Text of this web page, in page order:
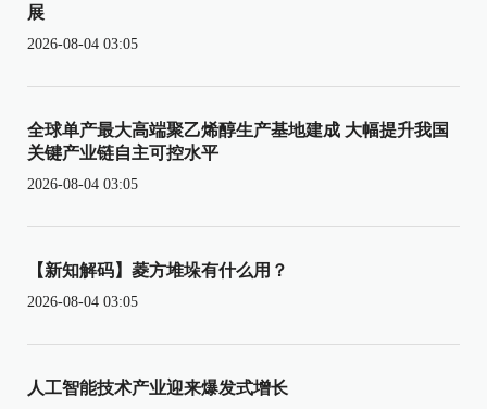
展
2026-08-04 03:05
全球单产最大高端聚乙烯醇生产基地建成 大幅提升我国
关键产业链自主可控水平
2026-08-04 03:05
【新知解码】菱方堆垛有什么用？
2026-08-04 03:05
人工智能技术产业迎来爆发式增长